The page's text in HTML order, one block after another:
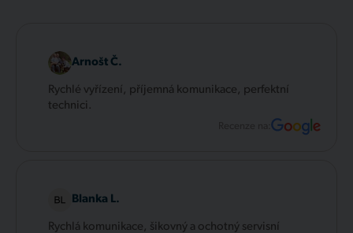
Arnošt Č.
Rychlé vyřízení, příjemná komunikace, perfektní
technici.
Recenze na:
Blanka L.
Rychlá komunikace, šikovný a ochotný servisní